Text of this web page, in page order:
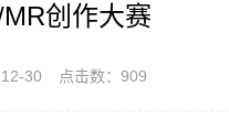
创作大赛
30 点击数： 909